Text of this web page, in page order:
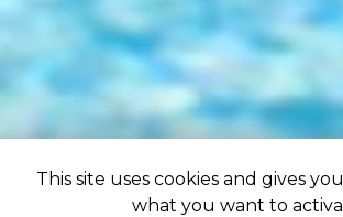
This site uses cookies and gives
what you want to